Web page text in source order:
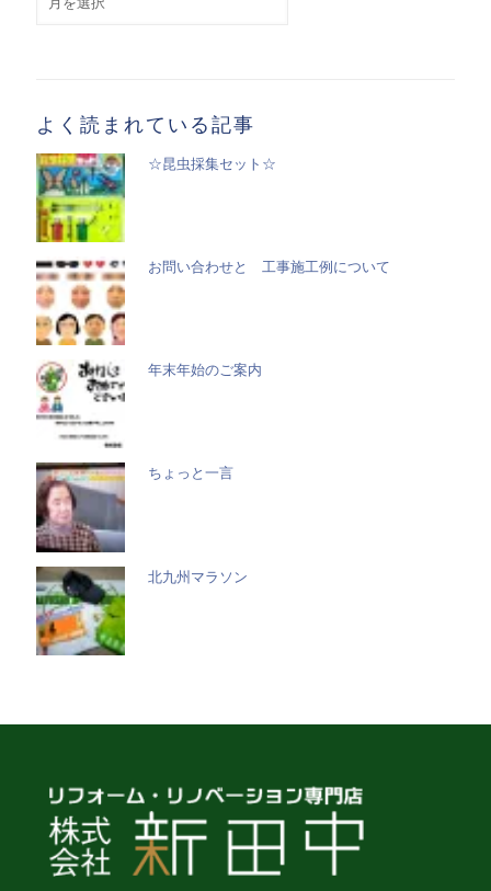
よく読まれている記事
☆昆虫採集セット☆
お問い合わせと 工事施工例について
年末年始のご案内
ちょっと一言
北九州マラソン